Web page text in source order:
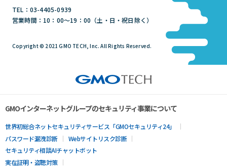
TEL：03-4405-0939
営業時間：10：00～19：00（土・日・祝日除く）
Copyright © 2021 GMO TECH, Inc. All Rights Reserved.
GMOインターネットグループのセキュリティ事業について
世界初総合ネットセキュリティサービス「GMOセキュリティ24」
パスワード漏洩診断
Webサイトリスク診断
セキュリティ相談AIチャットボット
実在証明・盗聴対策